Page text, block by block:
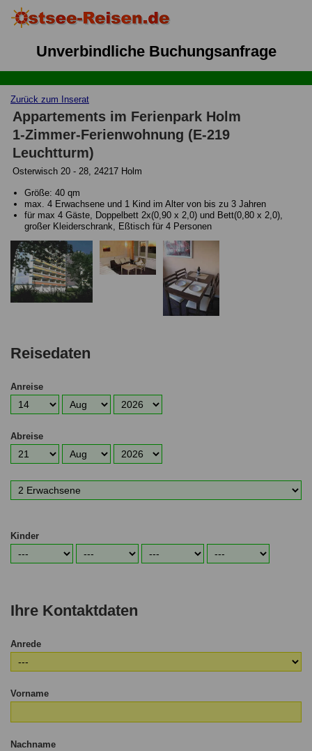
Unverbindliche Buchungsanfrage
Zurück zum Inserat
Appartements im Ferienpark Holm
1-Zimmer-Ferienwohnung (E-219
Leuchtturm)
Osterwisch 20 - 28, 24217 Holm
Größe: 40 qm
max. 4 Erwachsene und 1 Kind im Alter von bis zu 3 Jahren
für max 4 Gäste, Doppelbett 2x(0,90 x 2,0) und Bett(0,80 x 2,0),
großer Kleiderschrank, Eßtisch für 4 Personen
Reisedaten
Anreise
Abreise
Kinder
Ihre Kontaktdaten
Anrede
Vorname
Nachname